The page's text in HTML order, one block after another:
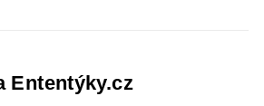
Ententýky.cz